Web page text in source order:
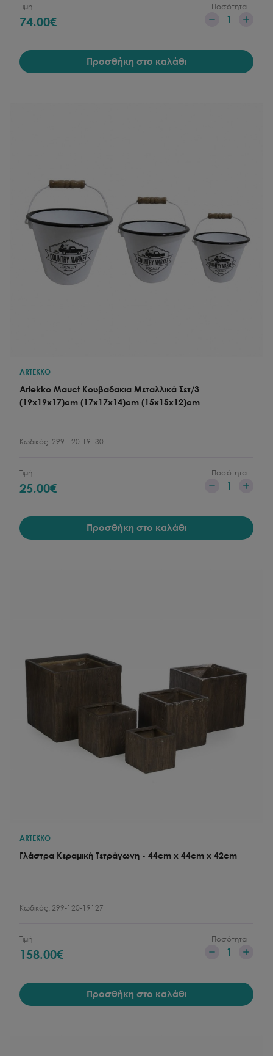
Τιμή
74.00€
Ποσότητα
1
Προσθήκη στο καλάθι
ARTEKKO
Artekko Mauct Κουβαδακια Μεταλλικά Σετ/3
(19x19x17)cm (17x17x14)cm (15x15x12)cm
Κωδικός: 299-120-19130
Τιμή
25.00€
Ποσότητα
1
Προσθήκη στο καλάθι
ARTEKKO
Γλάστρα Κεραμική Τετράγωνη - 44cm x 44cm x 42cm
Κωδικός: 299-120-19127
Τιμή
158.00€
Ποσότητα
1
Προσθήκη στο καλάθι